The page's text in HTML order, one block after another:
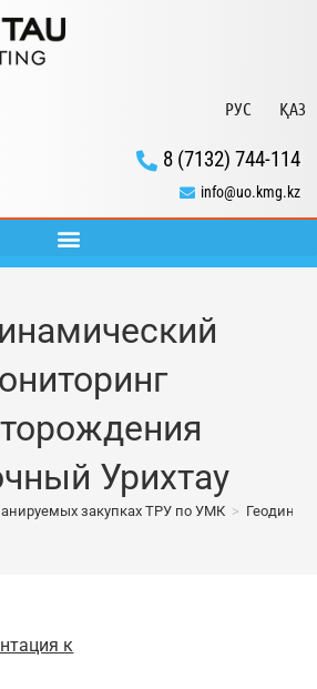
РУС ҚАЗ
8 (7132) 744-114
info@uo.kmg.kz
Урихтау
закупках ТРУ по УМК >
к